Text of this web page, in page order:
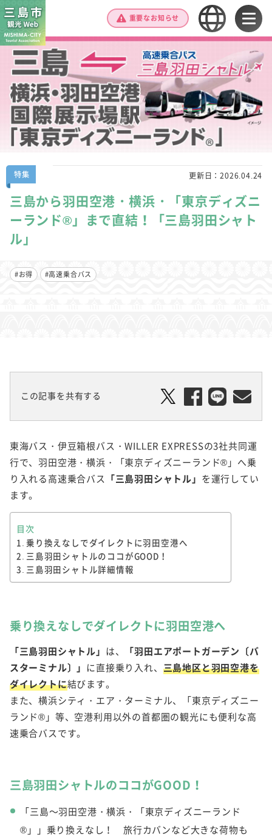
重要なお知らせ
特集 更新日：2026.04.24
三島から羽田空港・横浜・「東京ディズニ
ーランド®」まで直結！「三島羽田シャト
ル」
#お得 #高速乗合バス
この記事を共有する
東海バス・伊豆箱根バス・WILLER EXPRESSの3社共同運
行で、羽田空港・横浜・「東京ディズニーランド®」へ乗
り入れる高速乗合バス 「三島羽田シャトル」 を運行してい
ます。
目次
乗り換えなしでダイレクトに羽田空港へ
三島羽田シャトルのココがGOOD！
三島羽田シャトル詳細情報
乗り換えなしでダイレクトに羽田空港へ
「三島羽田シャトル」 は、
「羽田エアポートガーデン〔バ
スターミナル〕」 に直接乗り入れ、 三島地区と羽田空港を
ダイレクトに結びます。
また、横浜シティ・エア・ターミナル、「東京ディズニー
ランド®」等、空港利用以外の首都圏の観光にも便利な高
速乗合バスです。
三島羽田シャトルのココがGOOD！
「三島～羽田空港・横浜・「東京ディズニーランド
®」」乗り換えなし！ 旅行カバンなど大きな荷物も